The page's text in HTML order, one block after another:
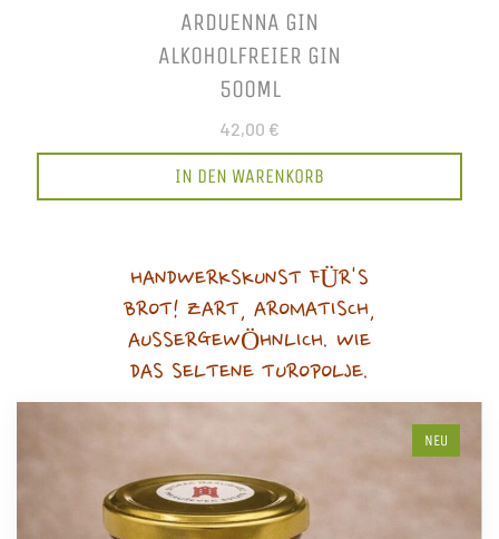
ARDUENNA GIN
ALKOHOLFREIER GIN
500ML
42,00 €
IN DEN WARENKORB
HANDWERKSKUNST FÜR'S
BROT! ZART, AROMATISCH,
AUSSERGEWÖHNLICH. WIE
DAS SELTENE TUROPOLJE.
NEU